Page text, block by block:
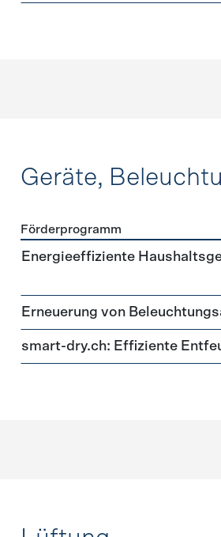
Geräte,
Förderprogramme Geräte,
Förderprogramm
Energieeffiziente
Erneuerung von
smart-dry.ch: Effiziente